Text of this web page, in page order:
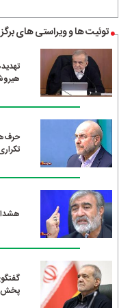
توئیت ها و ویراستی های
پخش